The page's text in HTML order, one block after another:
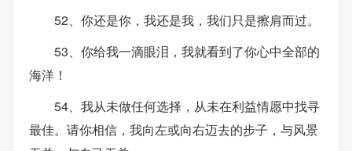
52、你还是你，我还是我，我们只是擦肩而过。
53、你给我一滴眼泪，我就看到了你心中全部的
海洋！
54、我从未做任何选择，从未在利益情愿中找寻
最佳。请你相信，我向左或向右迈去的步子，与风景